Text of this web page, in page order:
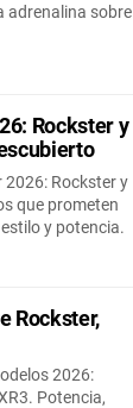
adrenalina sobre
Rockster y
2026: Rockster y
que prometen
y potencia.
Rockster,
2026:
Potencia,